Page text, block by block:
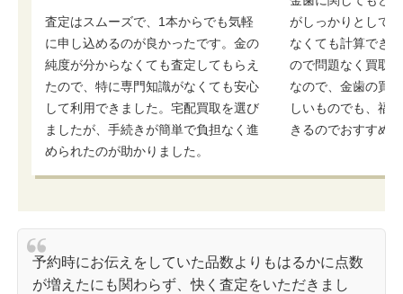
査定はスムーズで、1本からでも気軽
に申し込めるのが良かったです。金の
純度が分からなくても査定してもらえ
たので、特に専門知識がなくても安心
して利用できました。宅配買取を選び
ましたが、手続きが簡単で負担なく進
められたのが助かりました。
がしっかりとして
なくても計算でき
ので問題なく買取
なので、金歯の買
しいものでも、福
きるのでおすすめ
予約時にお伝えをしていた品数よりもはるかに点数
が増えたにも関わらず、快く査定をいただきまし